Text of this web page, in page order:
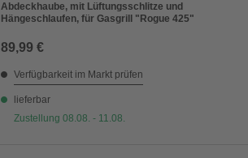
Abdeckhaube, mit Lüftungsschlitze und
Hängeschlaufen, für Gasgrill "Rogue 425"
89,99 €
Verfügbarkeit im Markt prüfen
lieferbar
Zustellung 08.08. - 11.08.